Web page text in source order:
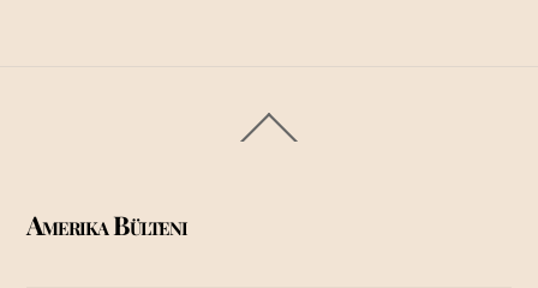
To
Amerika Bülteni